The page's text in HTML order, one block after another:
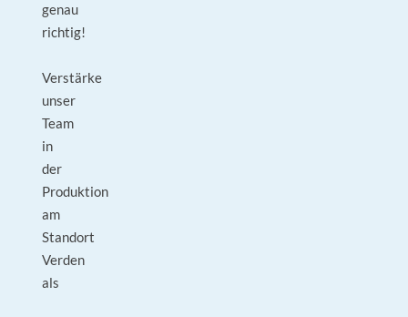
genau
richtig!
Verstärke
unser
Team
in
der
Produktion
am
Standort
Verden
als